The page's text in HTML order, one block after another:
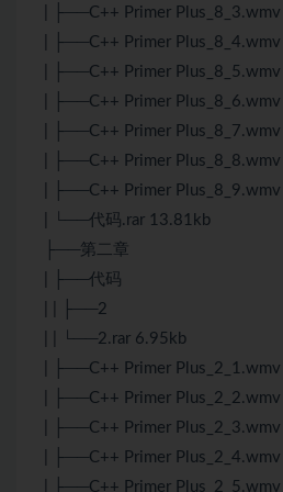
| ├──C++ Primer
| ├──C++ Primer
| ├──C++ Primer
| ├──C++ Primer
| ├──C++ Primer
| ├──C++ Primer
| ├──C++ Primer
| └──代码.rar 13.81kb
├──第二章
| ├──代码
| | ├──2
| | └──2.rar 6.95kb
| ├──C++ Primer
| ├──C++ Primer
| ├──C++ Primer
| ├──C++ Primer
| ├──C++ Primer